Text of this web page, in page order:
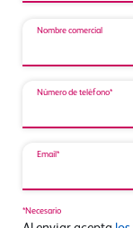
Nombre comercial
Número de teléfono*
Email*
*Necesario